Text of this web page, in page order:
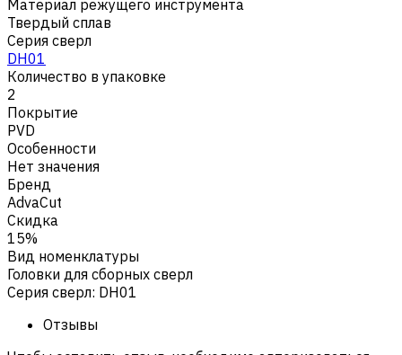
Материал режущего инструмента
Твердый сплав
Серия сверл
DH01
Количество в упаковке
2
Покрытие
PVD
Особенности
Нет значения
Бренд
AdvaCut
Скидка
15%
Вид номенклатуры
Головки для сборных сверл
Серия сверл: DH01
Отзывы